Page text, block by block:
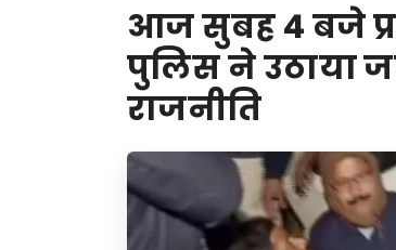
आज सुबह 4 बजे
पुलिस ने उठाया
राजनीति